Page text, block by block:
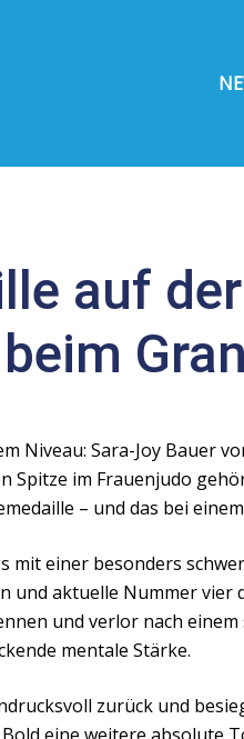
auf
Niveau: Sara-Joy Bauer
Spitze im Frauenjudo
– und das bei
einer besonders
und aktuelle Nummer
und verlor nach
mentale Stärke.
zurück und